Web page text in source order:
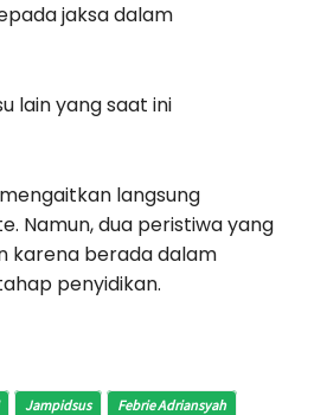
jaksa dalam
lain yang saat ini
langsung
Namun, dua peristiwa yang
karena berada dalam
penyidikan.
Jampidsus
Febrie Adriansyah